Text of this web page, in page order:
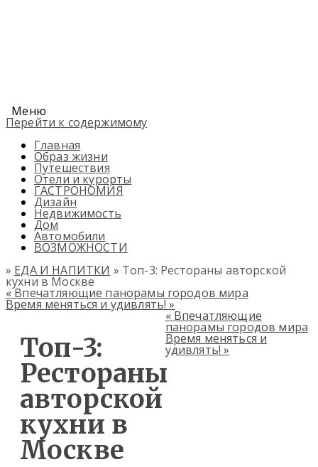
Меню
Перейти к содержимому
Главная
Образ жизни
Путешествия
Отели и курорты
ГАСТРОНОМИЯ
Дизайн
Недвижимость
Дом
Автомобили
ВОЗМОЖНОСТИ
» ЕДА И НАПИТКИ » Топ-3: Рестораны авторской
кухни в Москве
«Впечатляющие панорамы городов мира
Время меняться и удивлять!»
Топ-3:
Рестораны
авторской
кухни в
Москве
«Впечатляющие
панорамы городов мира
Время меняться и
удивлять!»